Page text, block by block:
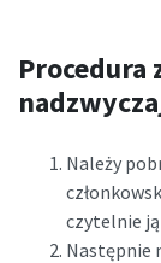
Procedura
Należy
czytelnie ją
Następnie